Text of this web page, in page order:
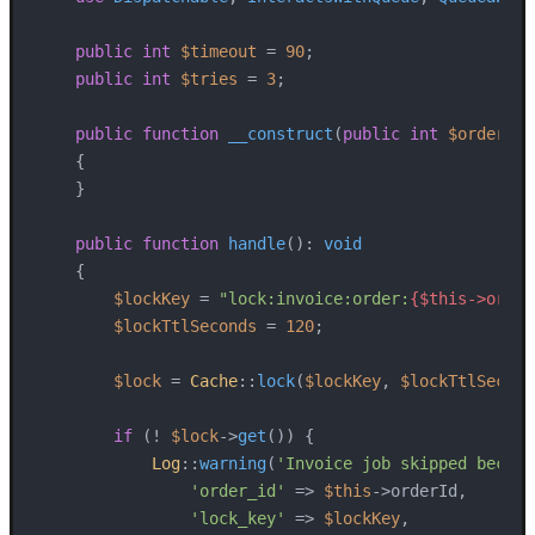
public int $timeout = 90;
public int $tries = 3;
public function __construct (public int $orderId
{
    }
public function handle( ): void
{
$lockKey = "lock:invoice:order: {$this-
$lockTtlSeconds = 120;
$lock = Cache:: lock($lockKey,
if (! $lock->get ()) {
Log::warning ( 'Invoice job skipped
'order_id'
=> $this->orderId,
'lock_key'
=> $lockKey,